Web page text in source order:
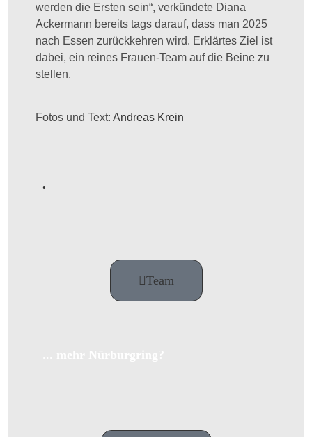
werden die Ersten sein“, verkündete Diana
Ackermann bereits tags darauf, dass man 2025
nach Essen zurückkehren wird. Erklärtes Ziel ist
dabei, ein reines Frauen-Team auf die Beine zu
stellen.
Fotos und Text:Andreas Krein
.
Team